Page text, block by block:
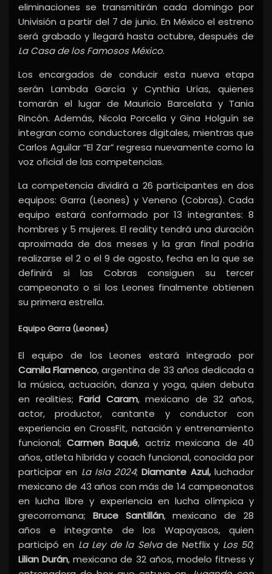
eliminaciones se transmitirán cada domingo por
Univisión a partir del 7 de junio. En México el estreno
será grabado y llegará hasta octubre, después de
La Casa de los Famosos México.
Los encargados de conducir esta nueva etapa
serán Lambda García y Cynthia Urías, quienes
tomarán el lugar de Mauricio Barcelata y Tania
Rincón. Además, Nicola Porcella y Gina Holguín se
integran como conductores digitales, mientras que
Carlos Aguilar “El Zar” regresa nuevamente como la
voz oficial de las competencias.
La competencia dividirá a 26 participantes en dos
equipos: Garra (Leones) y Veneno (Cobras). Cada
equipo estará conformado por 13 integrantes: 8
hombres y 5 mujeres. El reality tendrá una duración
aproximada de dos meses y la gran final podría
realizarse el 2 o el 9 de agosto, fecha en la que se
definirá si las Cobras consiguen su tercer
campeonato o si los Leones finalmente obtienen
su primera estrella.
Equipo Garra (Leones)
El equipo de los Leones estará integrado por
Camila Flamenco, argentina de 33 años dedicada a
la música, actuación, danza y yoga, quien debuta
en realities;Farid Caram, mexicano de 32 años,
actor, productor, cantante y conductor con
experiencia en CrossFit, natación y entrenamiento
funcional; Carmen Baqué, actriz mexicana de 40
años, atleta híbrida y coach funcional, conocida por
participar en La Isla 2024;Diamante Azul,luchador
mexicano de 43 años con más de 14 campeonatos
en lucha libre y experiencia en lucha olímpica y
grecorromana; Bruce Santillán, mexicano de 28
años e integrante de los Wapayasos, quien
participó en La Ley de la Selvade Netflix y Los 50;
Lilian Durán, mexicana de 32 años, modelo fitness y